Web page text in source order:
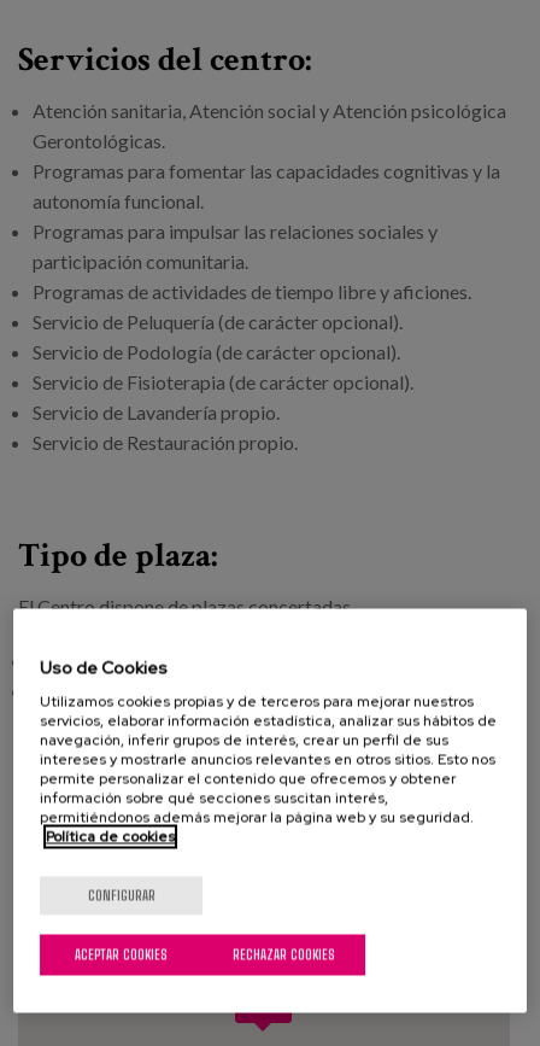
Servicios del centro:
Atención sanitaria, Atención social y Atención psicológica
Gerontológicas.
Programas para fomentar las capacidades cognitivas y la
autonomía funcional.
Programas para impulsar las relaciones sociales y
participación comunitaria.
Programas de actividades de tiempo libre y aficiones.
Servicio de Peluquería (de carácter opcional).
Servicio de Podología (de carácter opcional).
Servicio de Fisioterapia (de carácter opcional).
Servicio de Lavandería propio.
Servicio de Restauración propio.
Tipo de plaza:
El Centro dispone de plazas concertadas
Plaza Residencial.
Plaza Residencial Psicogeriátrica.
Si necesita información no dude en contactar con nuestro
Servicio Matia Orienta.
Uso de Cookies
Utilizamos cookies propias y de terceros para mejorar nuestros
servicios, elaborar información estadística, analizar sus hábitos de
navegación, inferir grupos de interés, crear un perfil de sus
intereses y mostrarle anuncios relevantes en otros sitios. Esto nos
permite personalizar el contenido que ofrecemos y obtener
información sobre qué secciones suscitan interés,
permitiéndonos además mejorar la página web y su seguridad.
Política de cookies
CONFIGURAR
RECHAZAR COOKIES
ACEPTAR COOKIES